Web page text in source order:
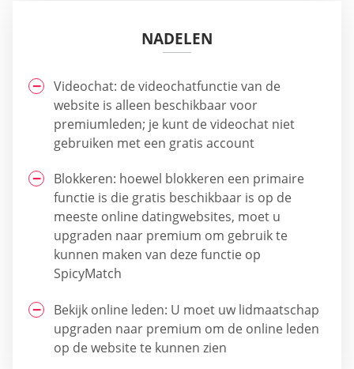
NADELEN
Videochat: de videochatfunctie van de
website is alleen beschikbaar voor
premiumleden; je kunt de videochat niet
gebruiken met een gratis account
Blokkeren: hoewel blokkeren een primaire
functie is die gratis beschikbaar is op de
meeste online datingwebsites, moet u
upgraden naar premium om gebruik te
kunnen maken van deze functie op
SpicyMatch
Bekijk online leden: U moet uw lidmaatschap
upgraden naar premium om de online leden
op de website te kunnen zien